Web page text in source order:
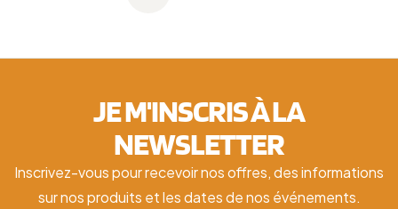
JE M'INSCRIS À LA
NEWSLETTER
Inscrivez-vous pour recevoir nos offres, des informations
sur nos produits et les dates de nos événements.